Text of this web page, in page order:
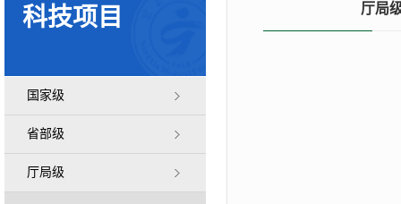
科技项目
国家级
省部级
厅局级
厅局